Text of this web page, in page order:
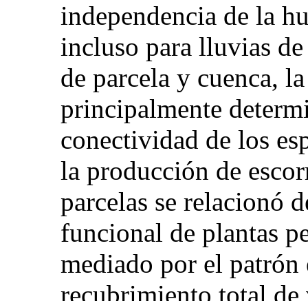
independencia de la
incluso para lluvias
de parcela y cuenca,
principalmente
conectividad de los
la producción de
parcelas se relacionó
funcional de plantas
mediado por el
recubrimiento total de